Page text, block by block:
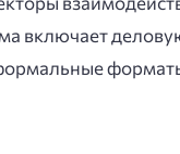
включает